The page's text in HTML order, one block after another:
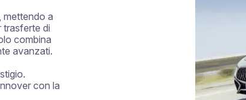
mettendo a
trasferte di
combina
avanzati.
con la